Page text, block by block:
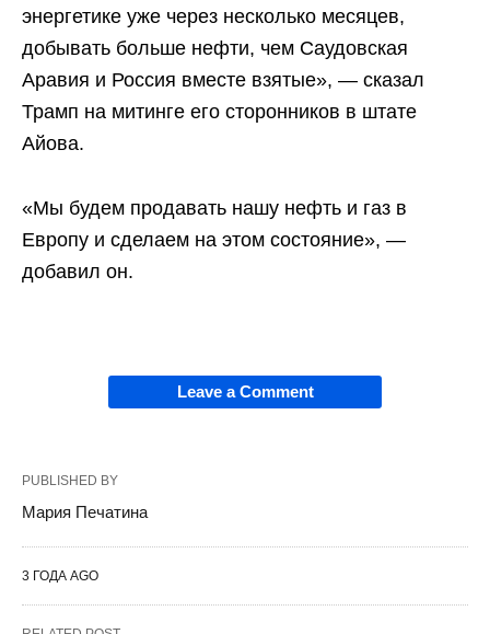
энергетике уже через несколько месяцев,
добывать больше нефти, чем Саудовская
Аравия и Россия вместе взятые», — сказал
Трамп на митинге его сторонников в штате
Айова.
«Мы будем продавать нашу нефть и газ в
Европу и сделаем на этом состояние», —
добавил он.
Leave a Comment
PUBLISHED BY
Мария Печатина
3 ГОДА AGO